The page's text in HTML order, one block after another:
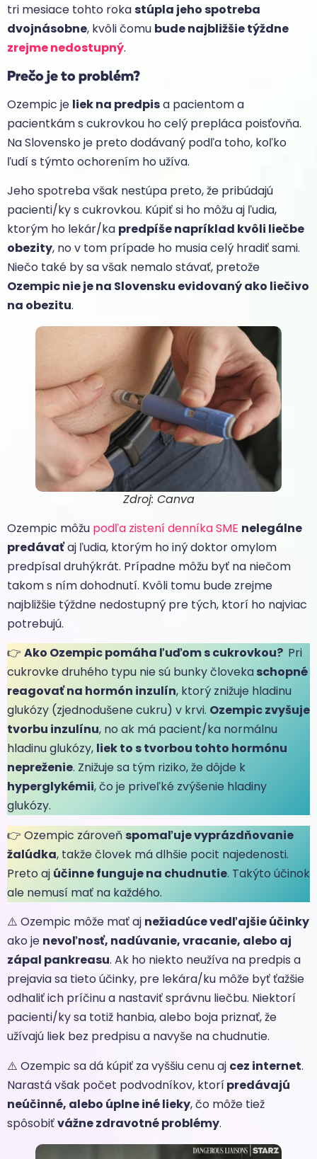
tri mesiace tohto rokastúpla jeho spotreba
dvojnásobne, kvôli čomu bude najbližšie týždne
zrejme nedostupný.
Prečo je to problém?
Ozempic je liek na predpisa pacientom a
pacientkám s cukrovkou ho celý prepláca poisťovňa.
Na Slovensko je preto dodávaný podľa toho, koľko
ľudí s týmto ochorením ho užíva.
Jeho spotreba však nestúpa preto, že pribúdajú
pacienti/ky s cukrovkou. Kúpiť si ho môžu aj ľudia,
ktorým ho lekár/ka predpíše napríklad kvôli liečbe
obezity, no v tom prípade ho musia celý hradiť sami.
Niečo také by sa však nemalo stávať, pretože
Ozempic nie je na Slovensku evidovaný ako liečivo
na obezitu.
Zdroj: Canva
Ozempic môžu podľa zistení denníka SME nelegálne
predávaťaj ľudia, ktorým ho iný doktor omylom
predpísal druhýkrát. Prípadne môžu byť na niečom
takom s ním dohodnutí. Kvôli tomu bude zrejme
najbližšie týždne nedostupný pre tých, ktorí ho najviac
potrebujú.
👉 Ako Ozempic pomáha ľuďom s cukrovkou? Pri
cukrovke druhého typu nie sú bunky človekaschopné
reagovať na hormón inzulín, ktorý znižuje hladinu
glukózy (zjednodušene cukru) v krvi. Ozempic zvyšuje
tvorbu inzulínu, no ak má pacient/ka normálnu
hladinu glukózy, liek to s tvorbou tohto hormónu
nepreženie. Znižuje sa tým riziko, že dôjde k
hyperglykémii, čo je priveľké zvýšenie hladiny
glukózy.
👉 Ozempic zároveň spomaľuje vyprázdňovanie
žalúdka, takže človek má dlhšie pocit najedenosti.
Preto aj účinne funguje na chudnutie. Takýto účinok
ale nemusí mať na každého.
⚠️ Ozempic môže mať aj nežiadúce vedľajšie účinky
ako je nevoľnosť, nadúvanie, vracanie, alebo aj
zápal pankreasu. Ak ho niekto neužíva na predpis a
prejavia sa tieto účinky, pre lekára/ku môže byť ťažšie
odhaliť ich príčinu a nastaviť správnu liečbu. Niektorí
pacienti/ky sa totiž hanbia, alebo boja priznať, že
užívajú liek bez predpisu a navyše na chudnutie.
⚠️ Ozempic sa dá kúpiť za vyššiu cenu aj cez internet.
Narastá však počet podvodníkov, ktorípredávajú
neúčinné, alebo úplne iné lieky, čo môže tiež
spôsobiťvážne zdravotné problémy.